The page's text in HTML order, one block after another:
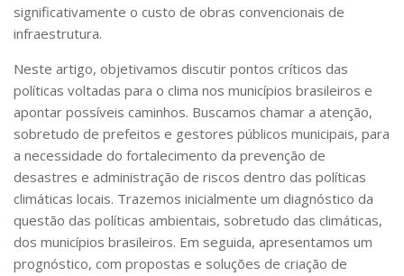
significativamente o custo de obras convencionais de
infraestrutura.
Neste artigo, objetivamos discutir pontos críticos das
políticas voltadas para o clima nos municípios brasileiros e
apontar possíveis caminhos. Buscamos chamar a atenção,
sobretudo de prefeitos e gestores públicos municipais, para
a necessidade do fortalecimento da prevenção de
desastres e administração de riscos dentro das políticas
climáticas locais. Trazemos inicialmente um diagnóstico da
questão das políticas ambientais, sobretudo das climáticas,
dos municípios brasileiros. Em seguida, apresentamos um
prognóstico, com propostas e soluções de criação de